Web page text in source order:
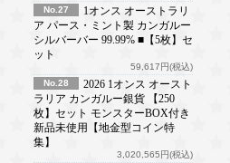
No.27
1オンス オーストラリ
ア パース・ミント製 カンガルー
シルバーバー 99.99% ■【5枚】セ
ット
59,617円(税込)
No.28
2026 1オンス オースト
ラリア カンガルー銀貨 【250
枚】セット モンスターBOX付き
新品未使用【地金型コイン特
集】
3,020,565円(税込)